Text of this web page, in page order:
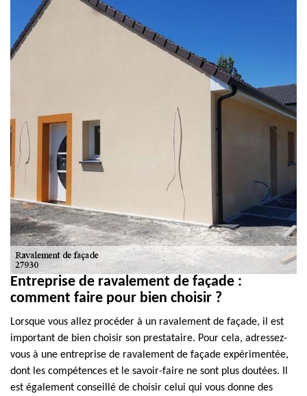
Entreprise de ravalement de façade :
comment faire pour bien choisir ?
Lorsque vous allez procéder à un ravalement de façade, il est
important de bien choisir son prestataire. Pour cela, adressez-
vous à une entreprise de ravalement de façade expérimentée,
dont les compétences et le savoir-faire ne sont plus doutées. Il
est également conseillé de choisir celui qui vous donne des